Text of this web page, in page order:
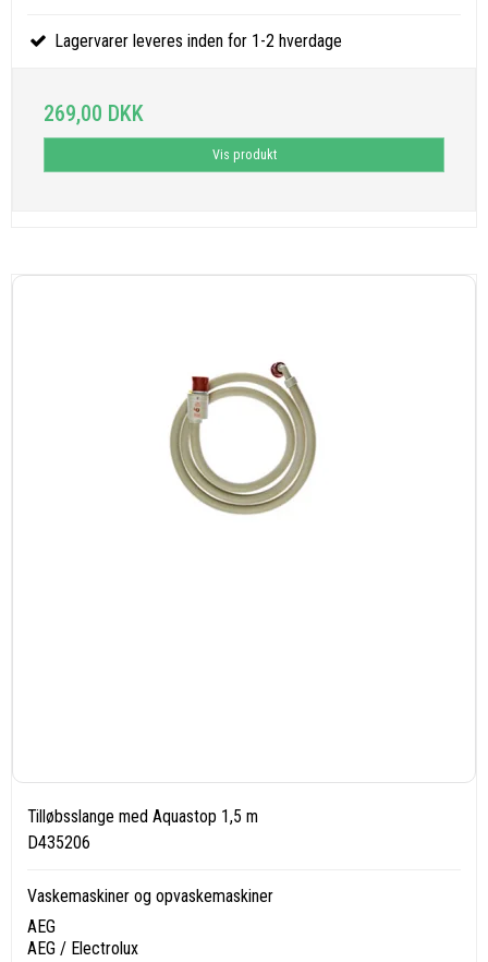
Lagervarer leveres inden for 1-2 hverdage
269,00 DKK
Vis produkt
Tilløbsslange med Aquastop 1,5 m
D435206
Vaskemaskiner og opvaskemaskiner
AEG
AEG / Electrolux